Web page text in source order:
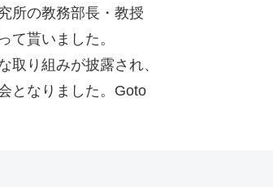
所の教務部長・教授
て貰いました。
取り組みが披露され、
となりました。Goto